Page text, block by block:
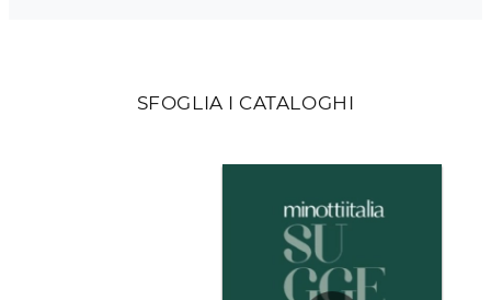
SFOGLIA I CATALOGHI